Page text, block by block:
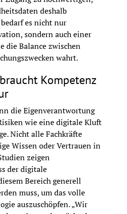
deshalb
es nicht nur
sondern auch einer
die Balance zwischen
wahrt.
Kompetenz
die Eigenverantwortung
wie eine digitale Kluft
Nicht alle Fachkräfte
Wissen oder Vertrauen in
zeigen
der digitale
Bereich generell
muss, um das volle
auszuschöpfen. „Wir